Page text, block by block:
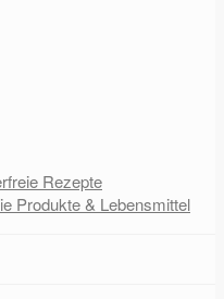
Rezepte
Produkte & Lebensmittel